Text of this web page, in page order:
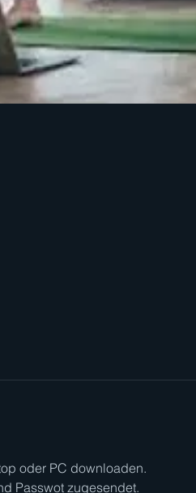
oder PC downloaden.
Passwot zugesendet.